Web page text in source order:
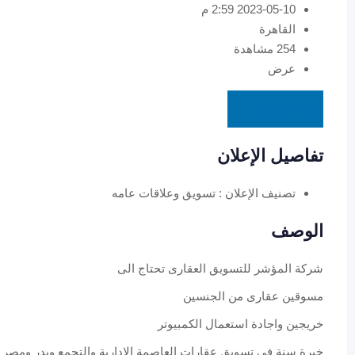
2023-05-10 2:59 م
القاهرة
254 مشاهدة
عرض
تفاصيل الإعلان
تصنيف الإعلان : تسويق وعلاقات عامه
الوصف
شركة المؤشر للتسويق العقارى تحتاج الى
مسوقين عقارى من الجنسين
خريجين واجادة استعمال الكمبيوتر
خبرة سنة فى تسويق عقارات العاصمة الادارية والتجمع وبدر ومصر